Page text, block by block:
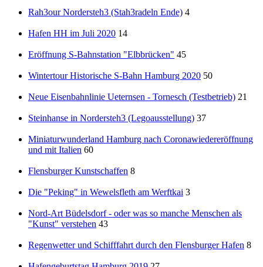
Rah3our Nordersteh3 (Stah3radeln Ende) 4
Hafen HH im Juli 2020 14
Eröffnung S-Bahnstation "Elbbrücken" 45
Wintertour Historische S-Bahn Hamburg 2020 50
Neue Eisenbahnlinie Ueternsen - Tornesch (Testbetrieb) 21
Steinhanse in Nordersteh3 (Legoausstellung) 37
Miniaturwunderland Hamburg nach Coronawiedereröffnung
und mit Italien 60
Flensburger Kunstschaffen 8
Die "Peking" in Wewelsfleth am Werftkai 3
Nord-Art Büdelsdorf - oder was so manche Menschen als
"Kunst" verstehen 43
Regenwetter und Schifffahrt durch den Flensburger Hafen 8